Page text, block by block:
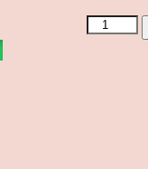
TP-
209-